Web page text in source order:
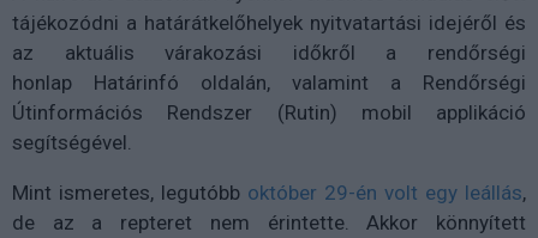
tájékozódni a határátkelőhelyek nyitvatartási idejéről és
az aktuális várakozási időkről a rendőrségi
honlap Határinfó oldalán, valamint a Rendőrségi
Útinformációs Rendszer (Rutin) mobil applikáció
segítségével.
Mint ismeretes, legutóbb október 29-én volt egy leállás,
de az a repteret nem érintette. Akkor könnyített